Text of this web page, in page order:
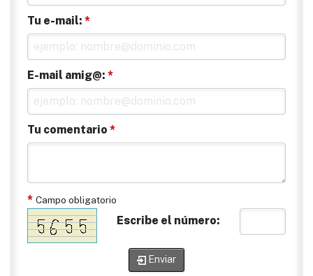
Tu e-mail: *
E-mail amig@: *
Tu comentario *
* Campo obligatorio
Escribe el número:
Enviar